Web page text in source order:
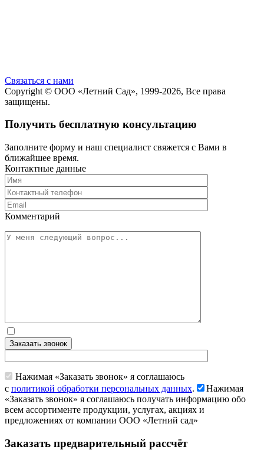
Cвязаться с нами
Copyright © ООО «Летний Сад», 1999-2026, Все права
защищены.
Получить бесплатную консультацию
Заполните форму и наш специалист свяжется с Вами в
ближайшее время.
Контактные данные
Комментарий
Заказать звонок
Нажимая «Заказать звонок» я соглашаюсь
с политикой обработки персональных данных.
Нажимая
«Заказать звонок» я соглашаюсь получать информацию обо
всем ассортименте продукции, услугах, акциях и
предложениях от компании ООО «Летний сад»
Заказать предварительный рассчёт